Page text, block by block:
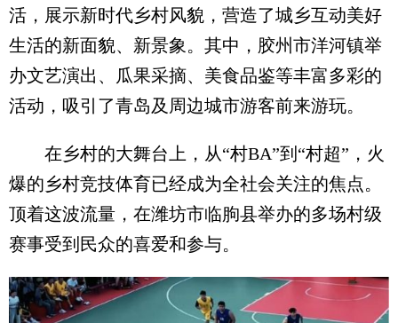
活，展示新时代乡村风貌，营造了城乡互动美好
生活的新面貌、新景象。其中，胶州市洋河镇举
办文艺演出、瓜果采摘、美食品鉴等丰富多彩的
活动，吸引了青岛及周边城市游客前来游玩。
在乡村的大舞台上，从“村BA”到“村超”，火
爆的乡村竞技体育已经成为全社会关注的焦点。
顶着这波流量，在潍坊市临朐县举办的多场村级
赛事受到民众的喜爱和参与。